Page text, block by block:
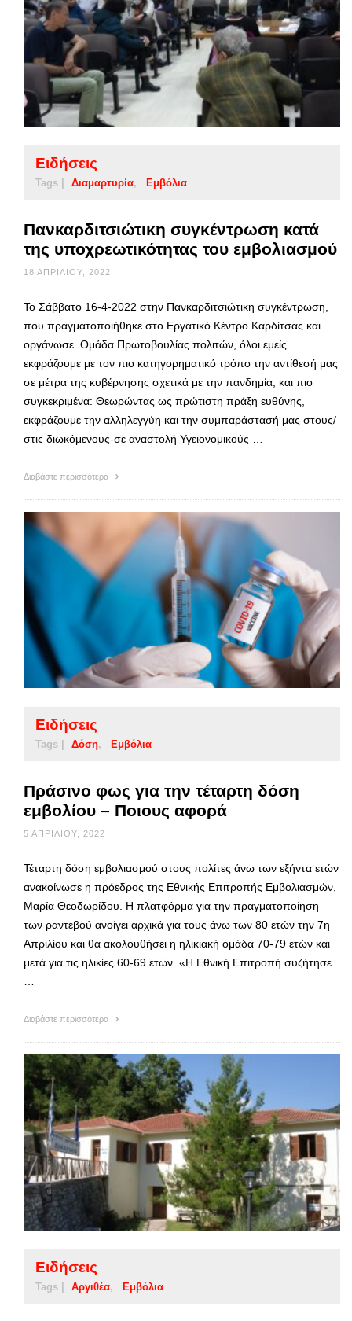
Ειδήσεις
Tags | Διαμαρτυρία Εμβόλια
Πανκαρδιτσιώτικη συγκέντρωση κατά
της υποχρεωτικότητας του εμβολιασμού
18 ΑΠΡΙΛΊΟΥ, 2022
Το Σάββατο 16-4-2022 στην Πανκαρδιτσιώτικη συγκέντρωση,
που πραγματοποιήθηκε στο Εργατικό Κέντρο Καρδίτσας και
οργάνωσε Ομάδα Πρωτοβουλίας πολιτών, όλοι εμείς
εκφράζουμε με τον πιο κατηγορηματικό τρόπο την αντίθεσή μας
σε μέτρα της κυβέρνησης σχετικά με την πανδημία, και πιο
συγκεκριμένα: Θεωρώντας ως πρώτιστη πράξη ευθύνης,
εκφράζουμε την αλληλεγγύη και την συμπαράστασή μας στους/
στις διωκόμενους-σε αναστολή Υγειονομικούς …
Διαβάστε περισσότερα
Ειδήσεις
Tags | Δόση Εμβόλια
Πράσινο φως για την τέταρτη δόση
εμβολίου – Ποιους αφορά
5 ΑΠΡΙΛΊΟΥ, 2022
Τέταρτη δόση εμβολιασμού στους πολίτες άνω των εξήντα ετών
ανακοίνωσε η πρόεδρος της Εθνικής Επιτροπής Εμβολιασμών,
Μαρία Θεοδωρίδου. Η πλατφόρμα για την πραγματοποίηση
των ραντεβού ανοίγει αρχικά για τους άνω των 80 ετών την 7η
Απριλίου και θα ακολουθήσει η ηλικιακή ομάδα 70-79 ετών και
μετά για τις ηλικίες 60-69 ετών. «Η Εθνική Επιτροπή συζήτησε
Διαβάστε περισσότερα
Ειδήσεις
Tags | Αργιθέα Εμβόλια